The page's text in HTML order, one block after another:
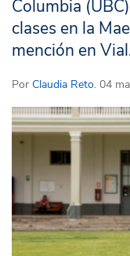
Columbia
clases en la
mención en
Por Claudia Reto. 04